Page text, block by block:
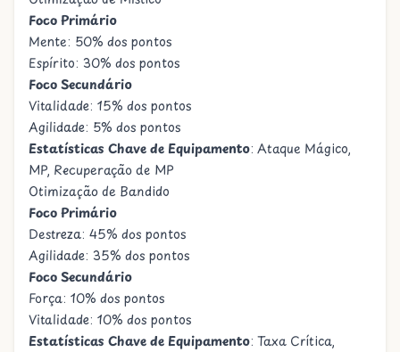
Foco Primário
Mente: 50% dos pontos
Espírito: 30% dos pontos
Foco Secundário
Vitalidade: 15% dos pontos
Agilidade: 5% dos pontos
Estatísticas Chave de Equipamento: Ataque Mágico,
MP, Recuperação de MP
Otimização de Bandido
Foco Primário
Destreza: 45% dos pontos
Agilidade: 35% dos pontos
Foco Secundário
Força: 10% dos pontos
Vitalidade: 10% dos pontos
Estatísticas Chave de Equipamento: Taxa Crítica,